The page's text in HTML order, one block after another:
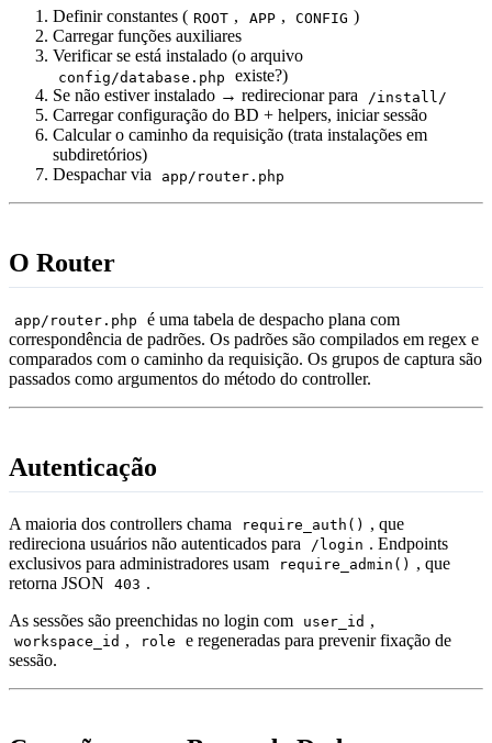
Definir constantes ( ROOT , APP , CONFIG )
Carregar funções auxiliares
Verificar se está instalado (o arquivo
config/database.php
existe?)
Se não estiver instalado → redirecionar para
/install/
Carregar configuração do BD + helpers, iniciar sessão
Calcular o caminho da requisição (trata instalações em
subdiretórios)
Despachar via
app/router.php
O Router
app/router.php
é uma tabela de despacho plana com
correspondência de padrões. Os padrões são compilados em regex e
comparados com o caminho da requisição. Os grupos de captura são
passados como argumentos do método do controller.
Autenticação
A maioria dos controllers chama require_auth() , que
redireciona usuários não autenticados para
/login . Endpoints
exclusivos para administradores usam
require_admin() , que
retorna JSON
403 .
As sessões são preenchidas no login com
user_id ,
workspace_id , role
e regeneradas para prevenir fixação de
sessão.